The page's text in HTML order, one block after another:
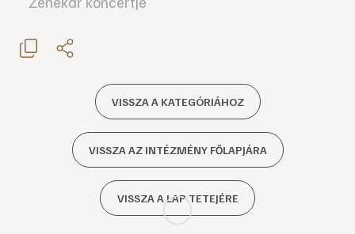
VISSZA A KATEGÓRIÁHOZ
VISSZA AZ INTÉZMÉNY FŐLAPJÁRA
VISSZA A LAP TETEJÉRE